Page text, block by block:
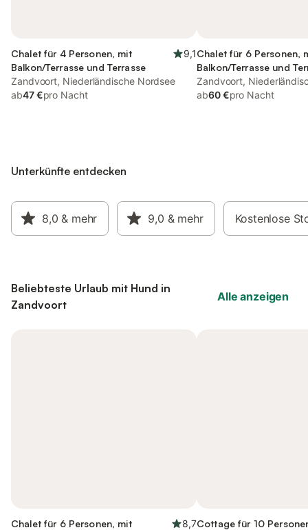
Chalet für 4 Personen, mit
Balkon/Terrasse und Terrasse
9,1
Zandvoort, Niederländische Nordsee
ab47 €pro Nacht
Chalet für 6 Personen,
Balkon/Terrasse und
Zandvoort,
ab60 €pro Nacht
Unterkünfte entdecken
8,0 & mehr 9,0 & mehr Kostenlose
Beliebteste Urlaub mit Hund in
Zandvoort
Alle anzeigen
Chalet für 6 Personen, mit
8,7Cottage für 10